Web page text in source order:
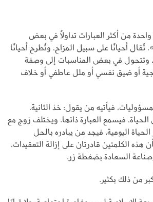
واحدة من أكثر العبارات تداولًا في بعض
تُقال أحيانًا على سبيل المزاح، وتُطرح أحيانًا
وتتحول في بعض المناسبات إلى وصفة
أو ضيق نفسي أو ملل عاطفي أو خلاف
فيأتيه من يقول: خذ الثانية.
فيسمع العبارة ذاتها. ويختلف زوج مع
اليومية، فيجد من يبادره بالحل
هذه الكلمتين قادرتان على إزالة التعقيدات،
السعادة بضغطة زر.
من ذلك بكثير.